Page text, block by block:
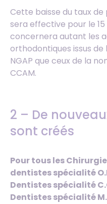
Cette baisse du taux de
sera effective pour le
concernera autant les
orthodontiques issus
NGAP que ceux de la
CCAM.
2 – De
sont créés
Pour tous les
dentistes spécialité
Dentistes spécialité
Dentistes spécialité